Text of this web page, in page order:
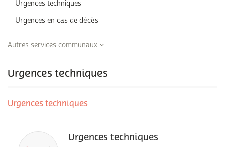
Urgences techniques
Urgences en cas de décès
Autres services communaux
Urgences techniques
Urgences techniques
Urgences techniques